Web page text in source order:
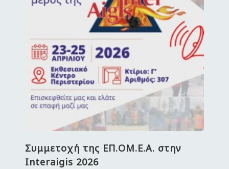
Συμμετοχή της ΕΠ.ΟΜ.Ε.Α. στην
Interaigis 2026